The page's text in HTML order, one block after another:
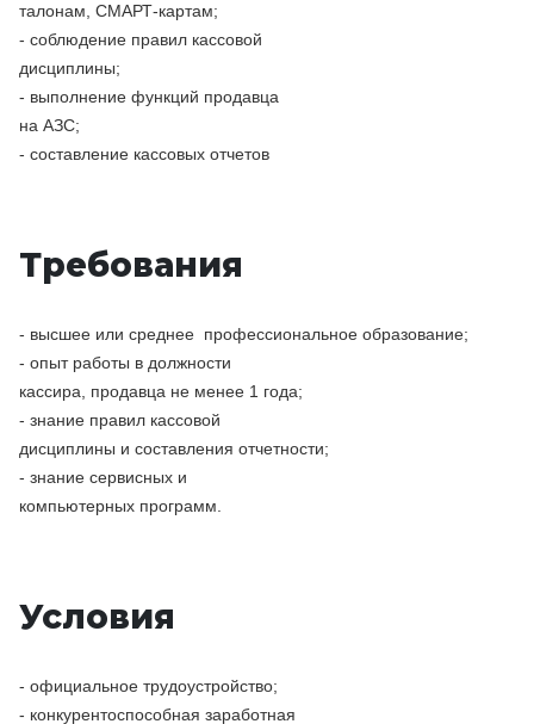
талонам, СМАРТ-картам;
- соблюдение правил кассовой
дисциплины;
- выполнение функций продавца
на АЗС;
- составление кассовых отчетов
Требования
- высшее или среднее  профессиональное образование;
- опыт работы в должности
кассира, продавца не менее 1 года;
- знание правил кассовой
дисциплины и составления отчетности;
- знание сервисных и
компьютерных программ.
Условия
- официальное трудоустройство;
- конкурентоспособная заработная